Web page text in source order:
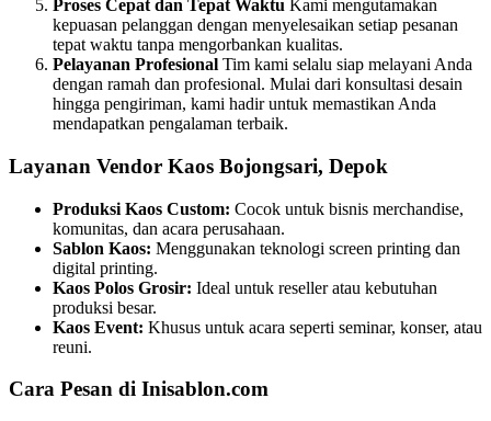
Proses Cepat dan Tepat Waktu Kami mengutamakan
kepuasan pelanggan dengan menyelesaikan setiap pesanan
tepat waktu tanpa mengorbankan kualitas.
Pelayanan Profesional Tim kami selalu siap melayani Anda
dengan ramah dan profesional. Mulai dari konsultasi desain
hingga pengiriman, kami hadir untuk memastikan Anda
mendapatkan pengalaman terbaik.
Layanan Vendor Kaos Bojongsari, Depok
Produksi Kaos Custom: Cocok untuk bisnis merchandise,
komunitas, dan acara perusahaan.
Sablon Kaos: Menggunakan teknologi screen printing dan
digital printing.
Kaos Polos Grosir: Ideal untuk reseller atau kebutuhan
produksi besar.
Kaos Event: Khusus untuk acara seperti seminar, konser, atau
reuni.
Cara Pesan di Inisablon.com